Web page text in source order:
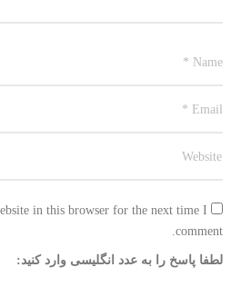
in this browser for the next time I
comment.
لطفا پاسخ را به عدد انگلیسی وارد کنید: